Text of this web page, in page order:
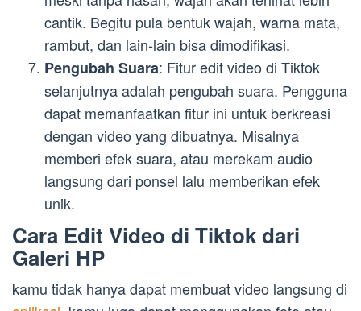
cantik. Begitu pula bentuk wajah, warna mata,
rambut, dan lain-lain bisa dimodifikasi.
Pengubah Suara: Fitur edit video di Tiktok
selanjutnya adalah pengubah suara. Pengguna
dapat memanfaatkan fitur ini untuk berkreasi
dengan video yang dibuatnya. Misalnya
memberi efek suara, atau merekam audio
langsung dari ponsel lalu memberikan efek
unik.
Cara Edit Video di Tiktok dari
Galeri HP
kamu tidak hanya dapat membuat video langsung di